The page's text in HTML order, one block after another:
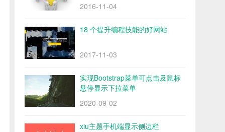
2016-11-04
18 个提升编程技能的好网站
2017-11-03
实现Bootstrap菜单可点击及鼠标
悬停显示下拉菜单
2020-09-02
xiu主题手机端显示侧边栏